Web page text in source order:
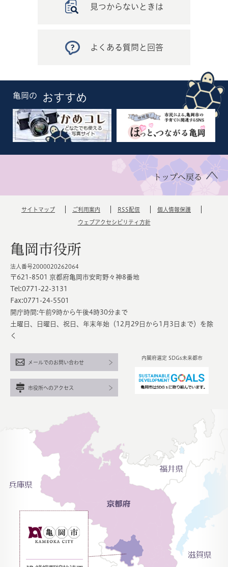
見つからないときは
よくある質問と回答
亀岡の おすすめ
トップへ戻る
サイトマップ ご利用案内 RSS配信 個人情報保護
ウェブアクセシビリティ方針
亀岡市役所
法人番号2000020262064
〒621-8501 京都府亀岡市安町野々神8番地
Tel:0771-22-3131
Fax:0771-24-5501
開庁時間:午前9時から午後4時30分まで
土曜日、日曜日、祝日、年末年始（12月29日から1月3日まで）を除
く
内閣府選定 SDGs未来都市
メールでのお問い合わせ
市役所へのアクセス